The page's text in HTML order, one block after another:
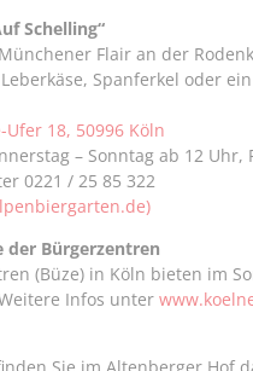
Schelling“
Flair an der
Spanferkel oder
18, 50996 Köln
– Sonntag ab 12 Uhr,
0221 / 25 85 322
Bürgerzentren
(Büze) in Köln bieten im
Infos unter